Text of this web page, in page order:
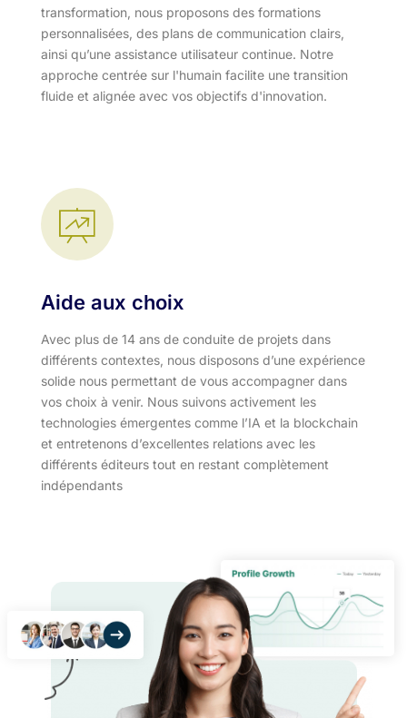
transformation, nous proposons des formations
personnalisées, des plans de communication clairs,
ainsi qu’une assistance utilisateur continue. Notre
approche centrée sur l'humain facilite une transition
fluide et alignée avec vos objectifs d'innovation.​
Aide aux choix
Avec plus de 14 ans de conduite de projets dans
différents contextes, nous disposons d’une expérience
solide nous permettant de vous accompagner dans
vos choix à venir. Nous suivons activement les
technologies émergentes comme l’IA et la blockchain
et entretenons d’excellentes relations avec les
différents éditeurs tout en restant complètement
indépendants